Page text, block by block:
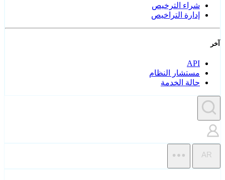
شراء الترخيص
إدارة التراخيص
آخر
API
مستشار النظام
حالة الخدمة
AR